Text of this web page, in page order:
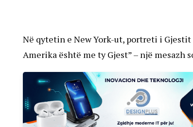
Në qytetin e New York-ut, portreti i
Amerika është me ty Gjest” – një